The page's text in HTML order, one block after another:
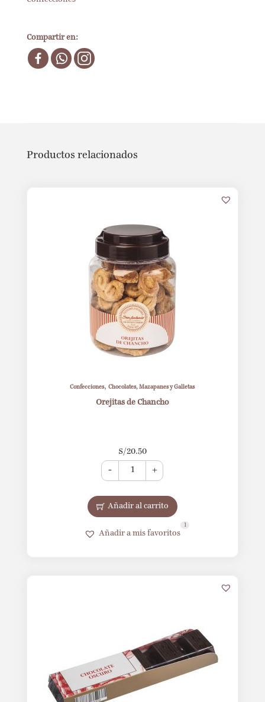
Compartir en:
Productos relacionados
Confecciones,Chocolates, Mazapanes y Galletas
Orejitas de Chancho
S/20.50
- +
Añadir al carrito
Añadir a mis favoritos
1